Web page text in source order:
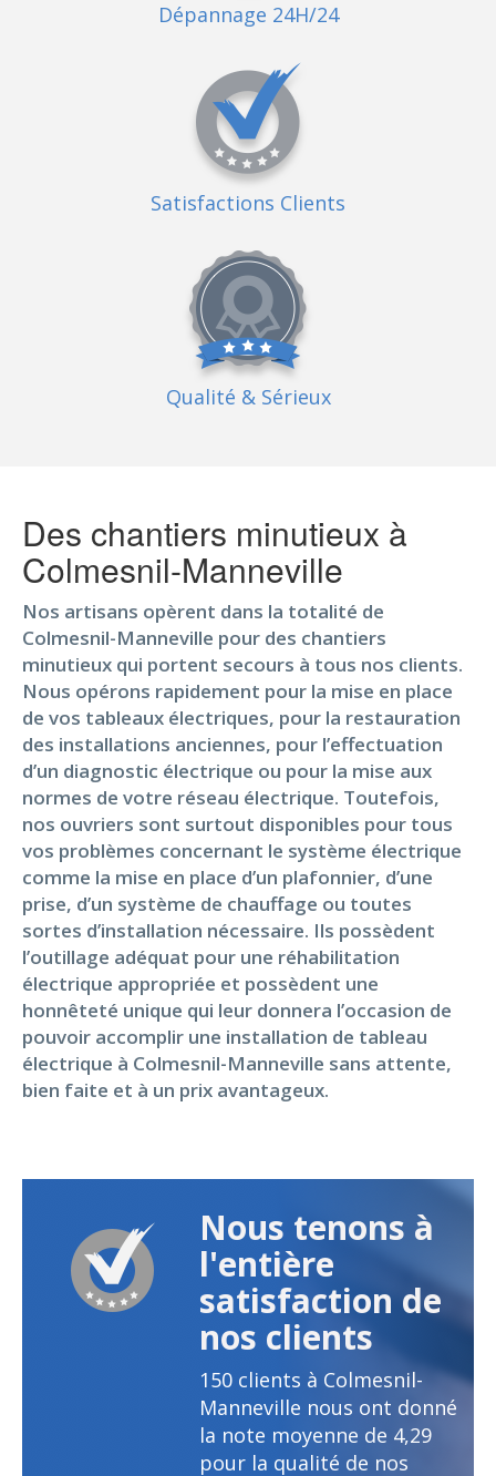
Dépannage 24H/24
Satisfactions Clients
Qualité & Sérieux
Des chantiers minutieux à
Colmesnil-Manneville
Nos artisans opèrent dans la totalité de
Colmesnil-Manneville pour des chantiers
minutieux qui portent secours à tous nos clients.
Nous opérons rapidement pour la mise en place
de vos tableaux électriques, pour la restauration
des installations anciennes, pour l’effectuation
d’un diagnostic électrique ou pour la mise aux
normes de votre réseau électrique. Toutefois,
nos ouvriers sont surtout disponibles pour tous
vos problèmes concernant le système électrique
comme la mise en place d’un plafonnier, d’une
prise, d’un système de chauffage ou toutes
sortes d’installation nécessaire. Ils possèdent
l’outillage adéquat pour une réhabilitation
électrique appropriée et possèdent une
honnêteté unique qui leur donnera l’occasion de
pouvoir accomplir une installation de tableau
électrique à Colmesnil-Manneville sans attente,
bien faite et à un prix avantageux.
Nous tenons à
l'entière
satisfaction de
nos clients
150 clients à Colmesnil-
Manneville nous ont donné
la note moyenne de 4,29
pour la qualité de nos